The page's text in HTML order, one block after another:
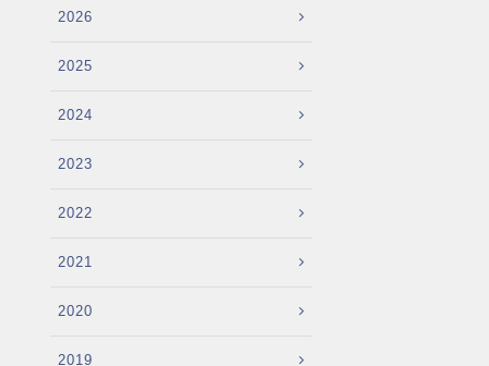
2026
2025
2024
2023
2022
2021
2020
2019